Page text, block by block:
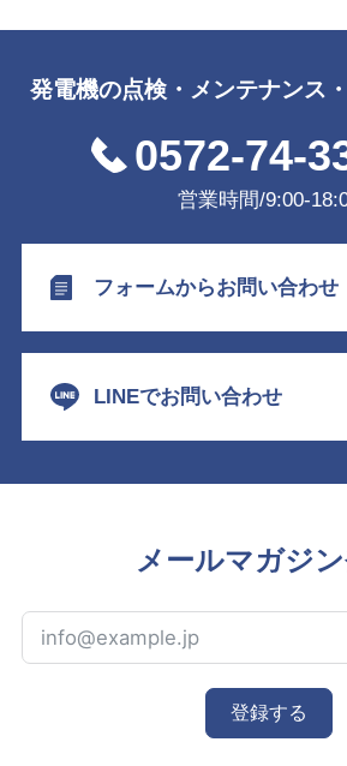
発電機の点検・メンテナンス
0572-74-
営業時間/9:00-
フォームからお問い合わせ
LINEでお問い合わせ
メールマガジ
登録する